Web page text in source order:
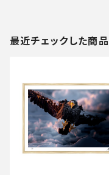
最近チェックした商品